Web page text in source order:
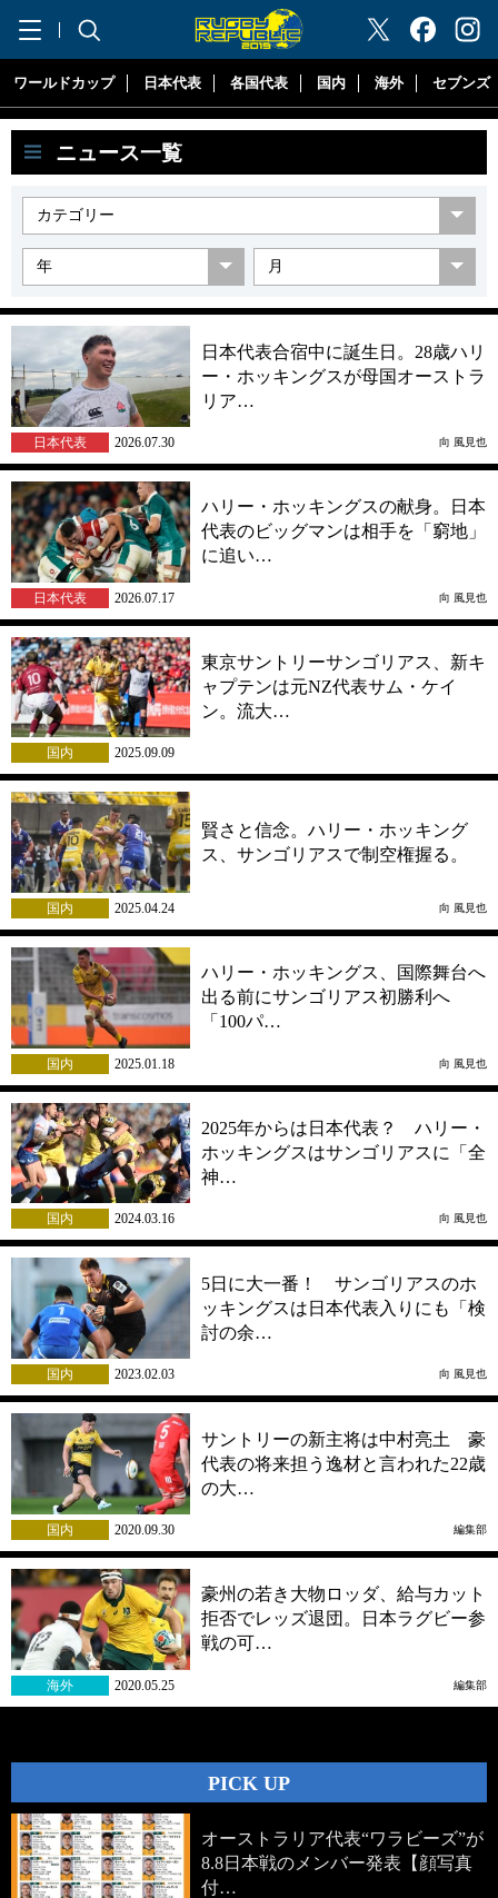
"ラグビーリパブリック"
ワールドカップ 日本代表 各国代表 国内 海外 セブンズ
ニュース一覧
日本代表合宿中に誕生日。28歳ハリ
ー・ホッキングスが母国オーストラ
リア…
日本代表 2026.07.30 向 風見也
ハリー・ホッキングスの献身。日本
代表のビッグマンは相手を「窮地」
に追い…
日本代表 2026.07.17 向 風見也
東京サントリーサンゴリアス、新キ
ャプテンは元NZ代表サム・ケイ
ン。流大…
国内 2025.09.09
賢さと信念。ハリー・ホッキング
ス、サンゴリアスで制空権握る。
国内 2025.04.24 向 風見也
ハリー・ホッキングス、国際舞台へ
出る前にサンゴリアス初勝利へ
「100パ…
国内 2025.01.18 向 風見也
2025年からは日本代表？ ハリー・
ホッキングスはサンゴリアスに「全
神…
国内 2024.03.16 向 風見也
5日に大一番！ サンゴリアスのホ
ッキングスは日本代表入りにも「検
討の余…
国内 2023.02.03 向 風見也
サントリーの新主将は中村亮土 豪
代表の将来担う逸材と言われた22歳
の大…
国内 2020.09.30 編集部
豪州の若き大物ロッダ、給与カット
拒否でレッズ退団。日本ラグビー参
戦の可…
海外 2020.05.25 編集部
PICK UP
オーストラリア代表“ワラビーズ”が
8.8日本戦のメンバー発表【顔写真
付…